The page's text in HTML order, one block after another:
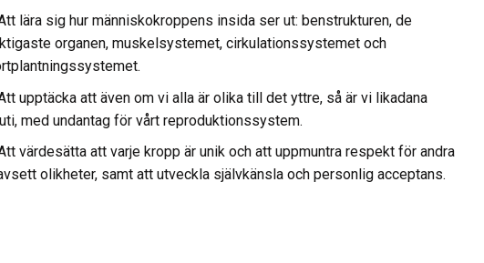
lära sig hur människokroppens insida ser ut: benstrukturen, de
organen, muskelsystemet, cirkulationssystemet och
upptäcka att även om vi alla är olika till det yttre, så är vi likadana
med undantag för vårt reproduktionssystem.
värdesätta att varje kropp är unik och att uppmuntra respekt för andra
olikheter, samt att utveckla självkänsla och personlig acceptans.